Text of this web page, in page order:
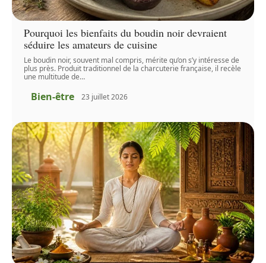
Pourquoi les bienfaits du boudin noir devraient
séduire les amateurs de cuisine
Le boudin noir, souvent mal compris, mérite qu’on s’y intéresse de
plus près. Produit traditionnel de la charcuterie française, il recèle
une multitude de…
Bien-être 23 juillet 2026